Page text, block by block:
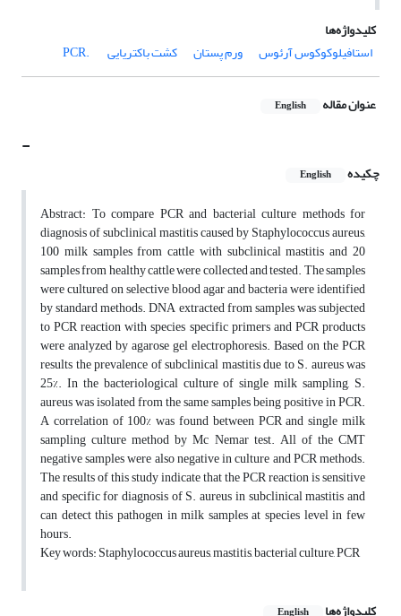
کلیدواژه‌ها
استافیلوکوکوس آرئوس
ورم پستان کشت باکتریایی ‌ .PCR
عنوان مقاله English
-
چکیده English
Abstract: To compare PCR and bacterial culture methods for
diagnosis of subclinical mastitis caused by Staphylococcus aureus,
100 milk samples from cattle with subclinical mastitis and 20
samples from healthy cattle were collected and tested. The samples
were cultured on selective blood agar and bacteria were identified
by standard methods. DNA extracted from samples was subjected
to PCR reaction with species specific primers and PCR products
were analyzed by agarose gel electrophoresis. Based on the PCR
results the prevalence of subclinical mastitis due to S. aureus was
25%. In the bacteriological culture of single milk sampling, S.
aureus was isolated from the same samples being positive in PCR.
A correlation of 100% was found between PCR and single milk
sampling culture method by Mc Nemar test. All of the CMT
negative samples were also negative in culture and PCR methods.
The results of this study indicate that the PCR reaction is sensitive
and specific for diagnosis of S. aureus in subclinical mastitis and
can detect this pathogen in milk samples at species level in few
hours.
Key words: Staphylococcus aureus, mastitis, bacterial culture, PCR